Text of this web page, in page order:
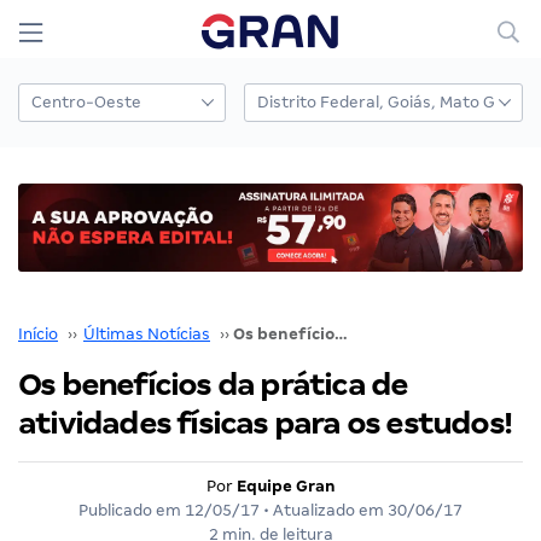
Início ›› Últimas Notícias ›› Os benefícios da prática de atividades físicas para os estudos!
Os benefícios da prática de
atividades físicas para os estudos!
Por Equipe Gran
Publicado em 12/05/17 • Atualizado em 30/06/17
2 min. de leitura